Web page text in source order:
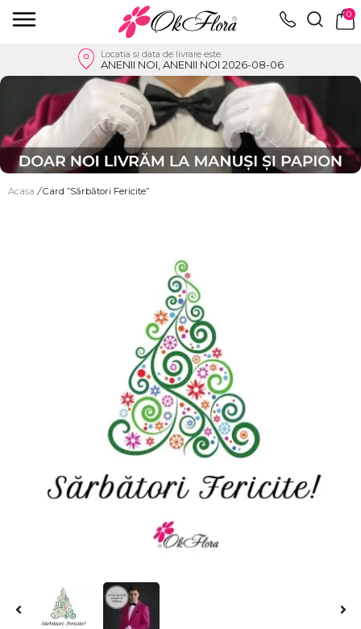
0
Locatia si data de livrare este
ANENII NOI, ANENII NOI 2026-08-06
Acasa / Card ”Sărbători Fericite”